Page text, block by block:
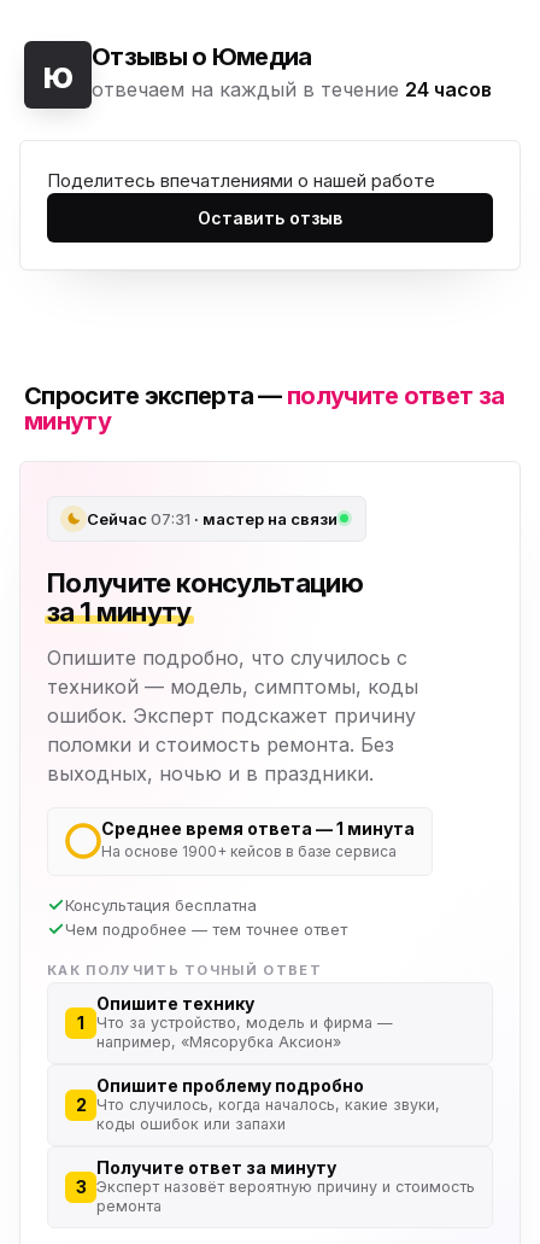
ю Отзывы о Юмедиа
отвечаем на каждый в течение 24 часов
Поделитесь впечатлениями о нашей работе
Оставить отзыв
Спросите эксперта — получите ответ за
минуту
Сейчас07:31 · мастер на связи
Получите консультацию
за 1 минуту
Опишите подробно, что случилось с
техникой — модель, симптомы, коды
ошибок. Эксперт подскажет причину
поломки и стоимость ремонта. Без
выходных, ночью и в праздники.
Среднее время ответа — 1 минута
На основе 1900+ кейсов в базе сервиса
Консультация бесплатна
Чем подробнее — тем точнее ответ
КАК ПОЛУЧИТЬ ТОЧНЫЙ ОТВЕТ
1
Опишите технику
Что за устройство, модель и фирма —
например, «Мясорубка Аксион»
2
Опишите проблему подробно
Что случилось, когда началось, какие звуки,
коды ошибок или запахи
3
Получите ответ за минуту
Эксперт назовёт вероятную причину и стоимость
ремонта